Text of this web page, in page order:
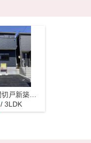
緑区桶狭間切戸新築戸建
/ 3LDK